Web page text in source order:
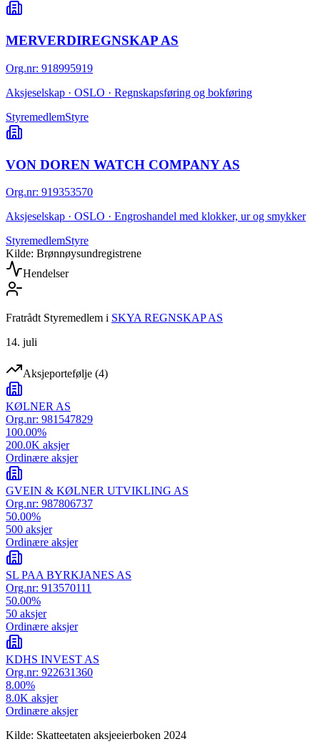
MERVERDIREGNSKAP AS
Org.nr: 918995919
Aksjeselskap · OSLO · Regnskapsføring og bokføring
StyremedlemStyre
VON DOREN WATCH COMPANY AS
Org.nr: 919353570
Aksjeselskap · OSLO · Engroshandel med klokker, ur og smykker
StyremedlemStyre
Kilde: Brønnøysundregistrene
Hendelser
Fratrådt Styremedlem i SKYA REGNSKAP AS
14. juli
Aksjeportefølje (4)
KØLNER AS
Org.nr: 981547829
100.00%
200.0K aksjer
Ordinære aksjer
GVEIN & KØLNER UTVIKLING AS
Org.nr: 987806737
50.00%
500 aksjer
Ordinære aksjer
SL PAA BYRKJANES AS
Org.nr: 913570111
50.00%
50 aksjer
Ordinære aksjer
KDHS INVEST AS
Org.nr: 922631360
8.00%
8.0K aksjer
Ordinære aksjer
Kilde: Skatteetaten aksjeeierboken 2024